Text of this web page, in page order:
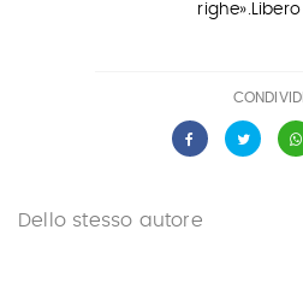
righe».Libero
CONDIVIDI
Dello stesso autore